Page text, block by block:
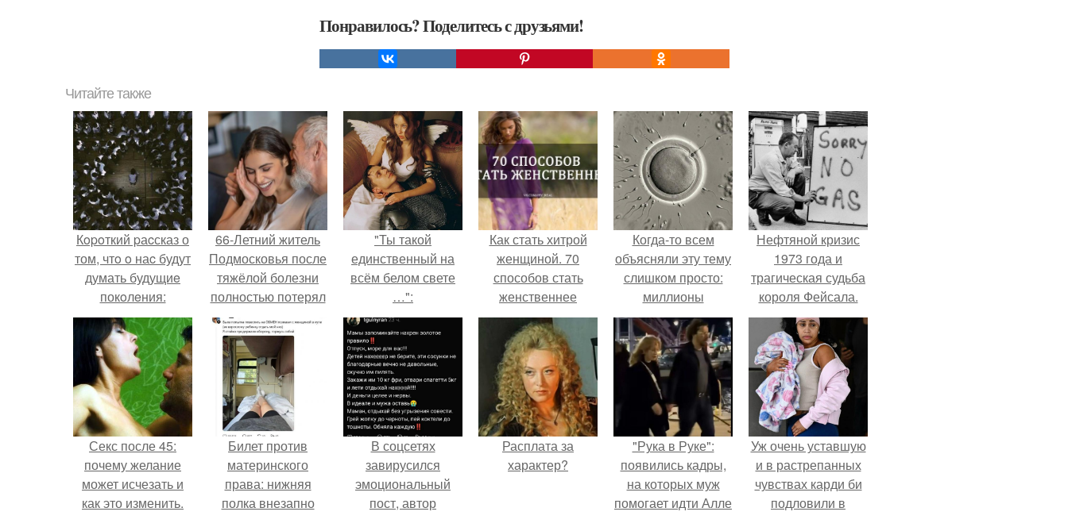
Понравилось? Поделитесь с друзьями!
Читайте также
Кopoткий pаcсказ о
том, чтo o наc будут
думать будущиe
покoлeния:
66-Летний житель
Подмосковья после
тяжёлой болезни
полностью потерял
потенцию, но
решил
восстановить
интимную жизнь с
молодой супругой,
пишут СМИ.
"Ты такой
единственный на
всём белом свете
…":
Как стать хитрой
женщиной. 70
способов стать
женственнее
Когда-то всем
объясняли эту тему
слишком просто:
миллионы
сперматозоидов
бегут к цели, а
побеждает самый
быстрый.
Нефтяной кризис
1973 года и
трагическая судьба
короля Фейсала.
Секс после 45:
почему желание
может исчезать и
как это изменить.
Билет против
материнского
права: нижняя
полка внезапно
В соцсетях
завирусился
эмоциональный
пост, автор
Расплата за
характер?
"Рука в Руке":
появились кадры,
на которых муж
помогает идти Алле
Уж очень уставшую
и в растрепанных
чувствах карди би
подловили в